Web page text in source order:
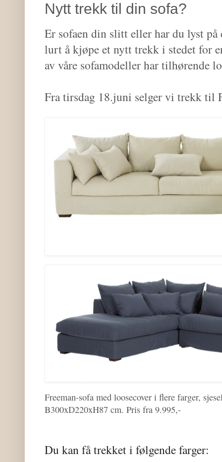
Nytt trekk til din sofa?
Er sofaen din slitt eller har du lyst på
lurt å kjøpe et nytt trekk i stedet for
av våre sofamodeller har tilhørende
Fra tirsdag 18.juni selger vi trekk til
Freeman-sofa med loosecover i flere farger,
B300xD220xH87 cm. Pris fra 9.995,-
Du kan få trekket i følgende farger: